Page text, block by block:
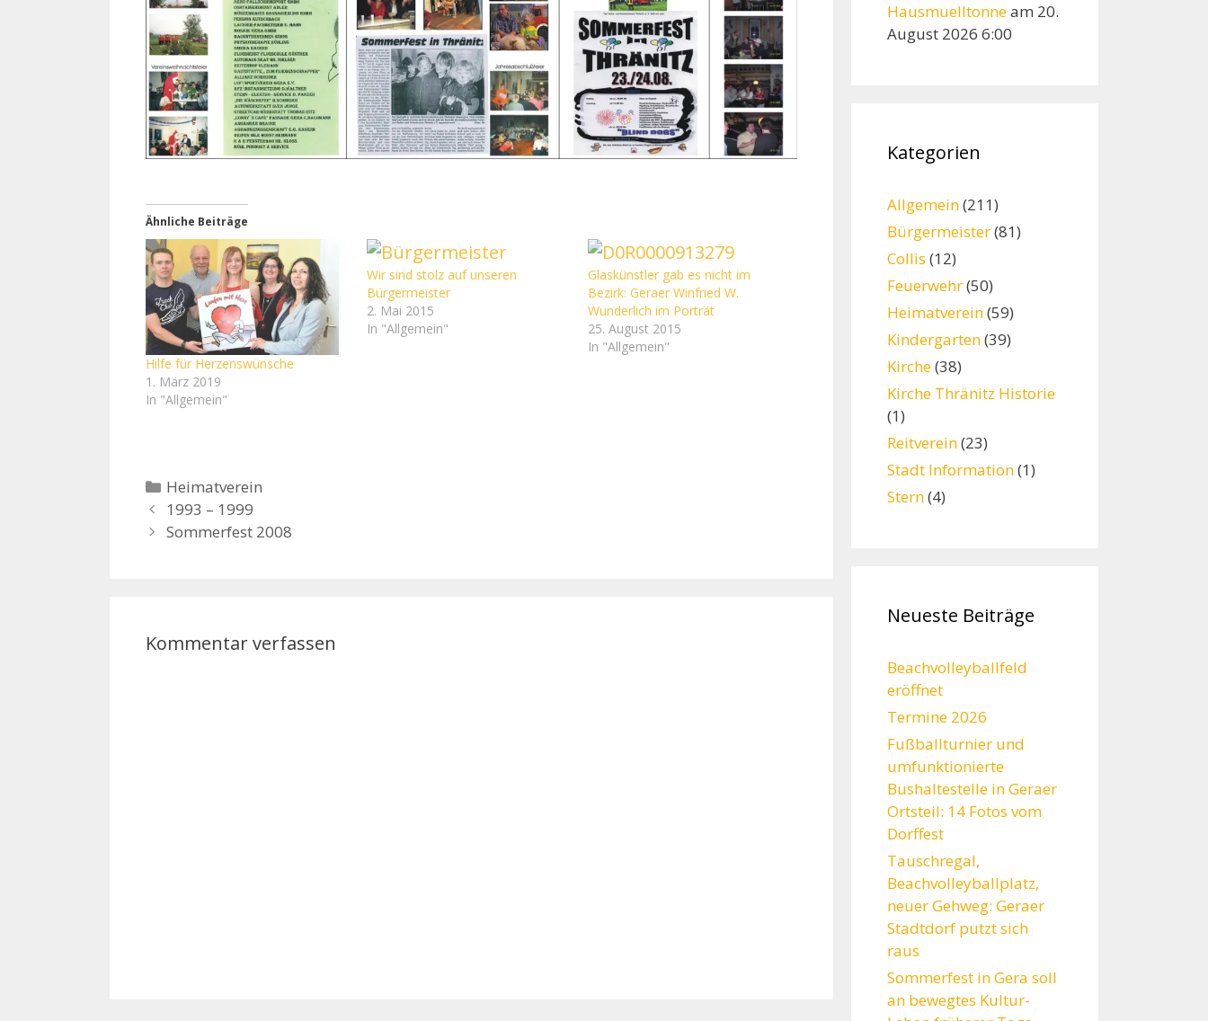
Ähnliche Beiträge
Hilfe für Herzenswünsche
1. März 2019
In "Allgemein"
Wir sind stolz auf unseren
Bürgermeister
2. Mai 2015
In "Allgemein"
Glaskünstler gab es nicht im
Bezirk: Geraer Winfried W.
Wunderlich im Porträt
25. August 2015
In "Allgemein"
Kategorien
Heimatverein
1993 – 1999
Sommerfest 2008
Kommentar verfassen
Hausmuelltonneam 20.
August 2026 6:00
Kategorien
Allgemein(211)
Bürgermeister(81)
Collis (12)
Feuerwehr(50)
Heimatverein(59)
Kindergarten(39)
Kirche(38)
Kirche Thränitz Historie
(1)
Reitverein(23)
Stadt Information(1)
Stern(4)
Neueste Beiträge
Beachvolleyballfeld
eröffnet
Termine 2026
Fußballturnier und
umfunktionierte
Bushaltestelle in Geraer
Ortsteil: 14 Fotos vom
Dorffest
Tauschregal,
Beachvolleyballplatz,
neuer Gehweg: Geraer
Stadtdorf putzt sich
raus
Sommerfest in Gera soll
an bewegtes Kultur-